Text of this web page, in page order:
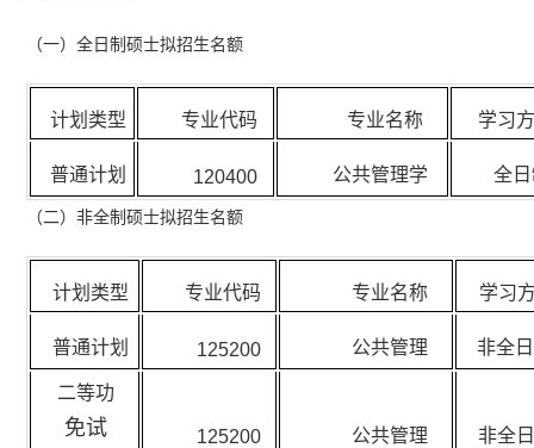
（一）全日制硕士拟招生名额
计划类型 专业代码 专业名称 学习
普通计划 120400 公共管理学 全
（二）非全制硕士拟招生名额
计划类型 专业代码 专业名称 学习
普通计划 125200 公共管理 非全
二等功
免试
125200 公共管理 非全